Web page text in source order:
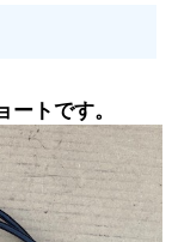
トです。